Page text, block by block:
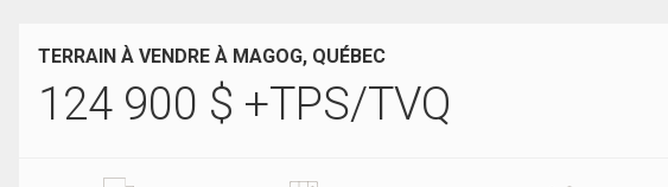
TERRAIN À VENDRE À MAGOG, QUÉBEC
124 900 $ +TPS/TVQ